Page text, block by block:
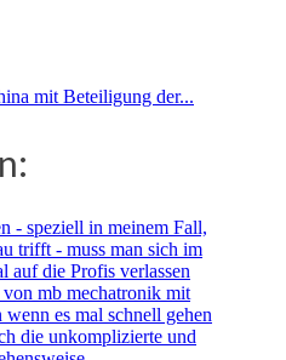
mit Beteiligung der...
- speziell in meinem Fall,
trifft - muss man sich im
auf die Profis verlassen
mb mechatronik mit
es mal schnell gehen
die unkomplizierte und